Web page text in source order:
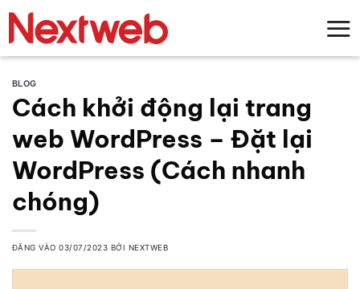
qua
nội
dung
BLOG
Cách khởi động lại trang
web WordPress – Đặt lại
WordPress (Cách nhanh
chóng)
ĐĂNG VÀO03/07/2023 BỞI NEXTWEB